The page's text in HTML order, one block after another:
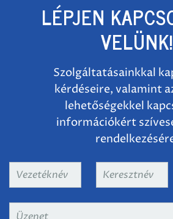
LÉPJEN
VELÜNK!
Szolgáltatásainkkal
kérdéseire, valamint
lehetőségekkel
információkért
Vezetéknév Keresztnév
Üzenet